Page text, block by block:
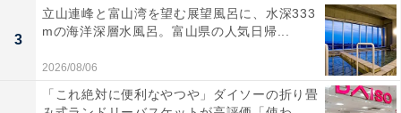
3
立山連峰と富山湾を望む展望風呂に、水深333
mの海洋深層水風呂。富山県の人気日帰...
2026/08/06
「これ絶対に便利なやつや」ダイソーの折り畳